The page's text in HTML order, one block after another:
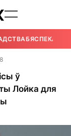
БЯСПЕКА
ў
Лойка для